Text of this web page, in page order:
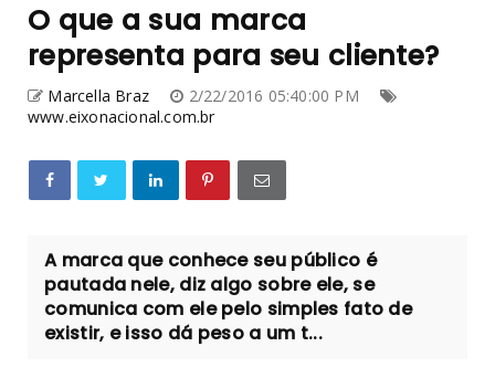
O que a sua marca
representa para seu cliente?
Marcella Braz
2/22/2016 05:40:00 PM
www.eixonacional.com.br
A marca que conhece seu público é
pautada nele, diz algo sobre ele, se
comunica com ele pelo simples fato de
existir, e isso dá peso a um t...